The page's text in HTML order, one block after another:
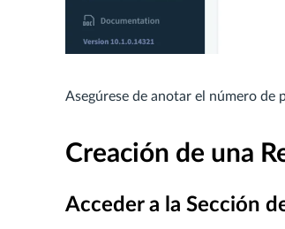
Asegúrese de anotar el número
Creación de una
Acceder a la Sección